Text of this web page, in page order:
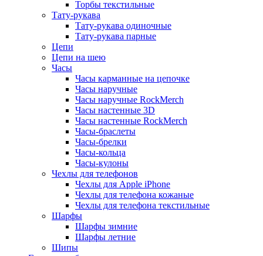
Торбы текстильные
Тату-рукава
Тату-рукава одиночные
Тату-рукава парные
Цепи
Цепи на шею
Часы
Часы карманные на цепочке
Часы наручные
Часы наручные RockMerch
Часы настенные 3D
Часы настенные RockMerch
Часы-браслеты
Часы-брелки
Часы-кольца
Часы-кулоны
Чехлы для телефонов
Чехлы для Apple iPhone
Чехлы для телефона кожаные
Чехлы для телефона текстильные
Шарфы
Шарфы зимние
Шарфы летние
Шипы